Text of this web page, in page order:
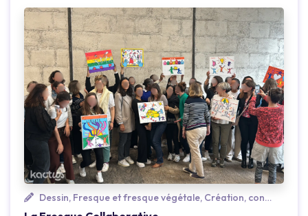
Dessin, Fresque et fresque végétale, Création, construction et lego